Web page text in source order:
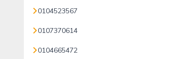
0104523567
0107370614
0104665472